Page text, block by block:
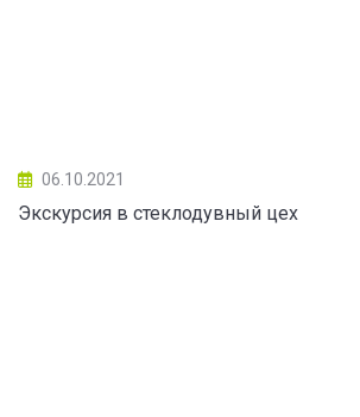
06.10.2021
Экскурсия в стеклодувный цех